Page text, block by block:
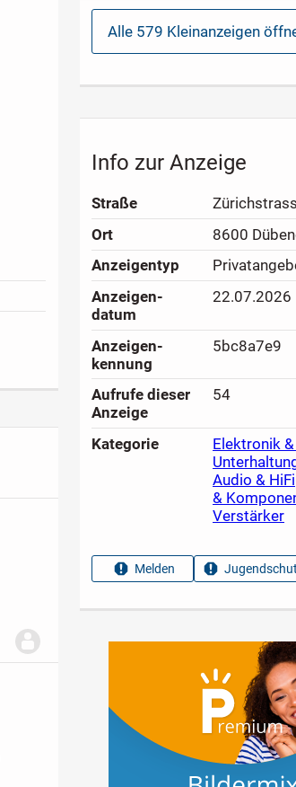
auch per post
12.50 Versand
Daten im end
Alle 579 Kleinanzeigen
Info zur Anzeige
Straße
Ort
8600
Anzeigen­typ
Anzeigen­
datum
22.07.2026
Anzeigen­
kennung
5bc8a7e9
Aufrufe dieser
Anzeige
54
Kategorie Elektronik
Audio & HiFi
&
Verstärker
Melden